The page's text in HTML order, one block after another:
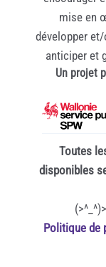
mise en
développer
anticiper et
Un projet
Toutes
disponibles
Politique de